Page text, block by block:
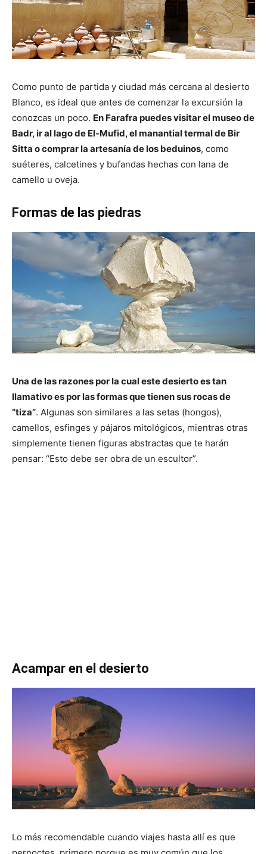
Como punto de partida y ciudad más cercana al desierto
Blanco, es ideal que antes de comenzar la excursión la
conozcas un poco. En Farafra puedes visitar el museo de
Badr, ir al lago de El-Mufid, el manantial termal de Bir
Sitta o comprar la artesanía de los beduinos, como
suéteres, calcetines y bufandas hechas con lana de
camello u oveja.
Formas de las piedras
Una de las razones por la cual este desierto es tan
llamativo es por las formas que tienen sus rocas de
“tiza”. Algunas son similares a las setas (hongos),
camellos, esfinges y pájaros mitológicos, mientras otras
simplemente tienen figuras abstractas que te harán
pensar: “Esto debe ser obra de un escultor”.
Acampar en el desierto
Lo más recomendable cuando viajes hasta allí es que